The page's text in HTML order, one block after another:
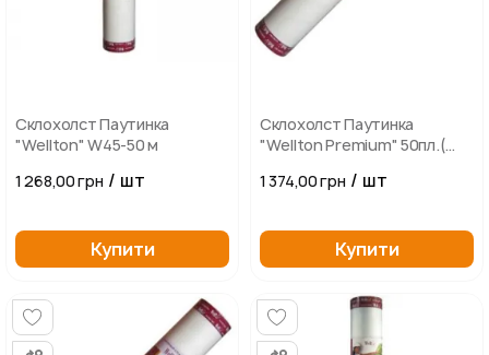
Склохолст Паутинка
"Wellton" W45-50 м
1 268,00 грн / шт
Купити
Склохолст Паутинка
"Wellton Premium" 50пл.(
1 374,00 грн / шт
Купити